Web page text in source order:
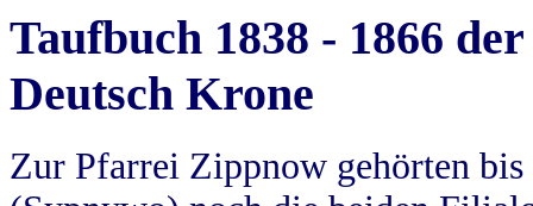
Taufbuch 1838 - 1866
Deutsch Krone
Zur Pfarrei Zippnow gehörten